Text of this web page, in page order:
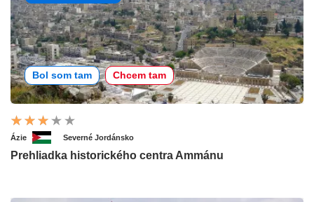
Bol som tam Chcem tam
Ázie Severné Jordánsko
Prehliadka historického centra Ammánu